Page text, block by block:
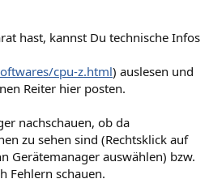
hast, kannst Du technische Infos
cpu-z.html) auslesen und
Reiter hier posten.
nachschauen, ob da
zu sehen sind (Rechtsklick auf
Gerätemanager auswählen) bzw.
Fehlern schauen.